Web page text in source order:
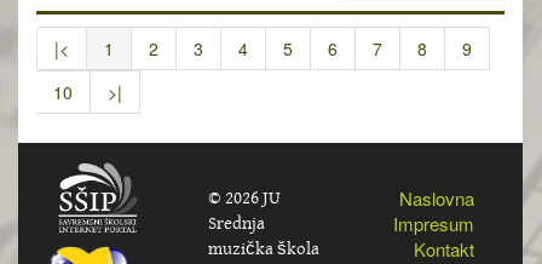
|< 1 2 3 4 5 6 7 8
9
10
>|
© 2026 JU
Srednja
muzička škola
Naslovna
Impresum
Kontakt